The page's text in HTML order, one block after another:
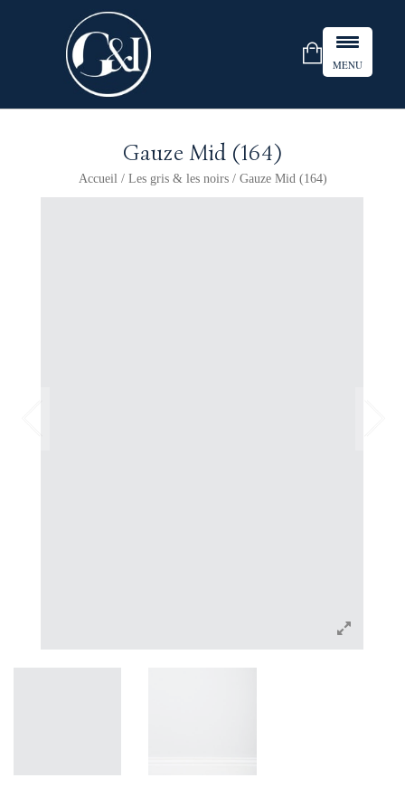
Gauze Mid (164)
Accueil/ Les gris & les noirs/ Gauze Mid (164)
MENU